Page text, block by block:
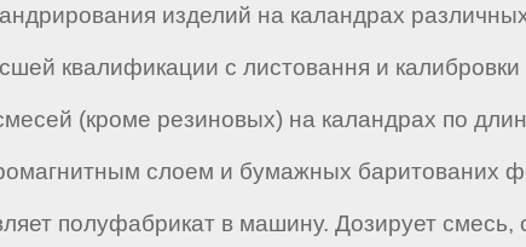
изделий на каландрах
квалификации с листовання и
(кроме резиновых) на каландрах по
слоем и бумажных баритованих
полуфабрикат в машину. Дозирует